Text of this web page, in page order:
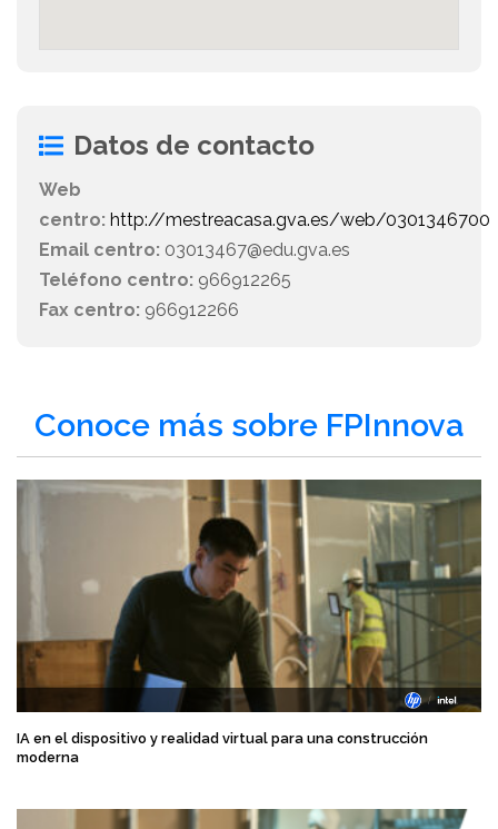
Datos de contacto
Web
centro: http://mestreacasa.gva.es/web/0301346700
Email centro: 03013467@edu.gva.es
Teléfono centro: 966912265
Fax centro: 966912266
Conoce más sobre FPInnova
IA en el dispositivo y realidad virtual para una construcción
moderna